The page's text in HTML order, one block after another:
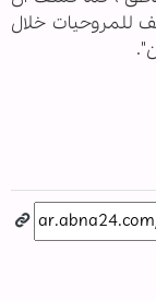
للمروحيات خلال